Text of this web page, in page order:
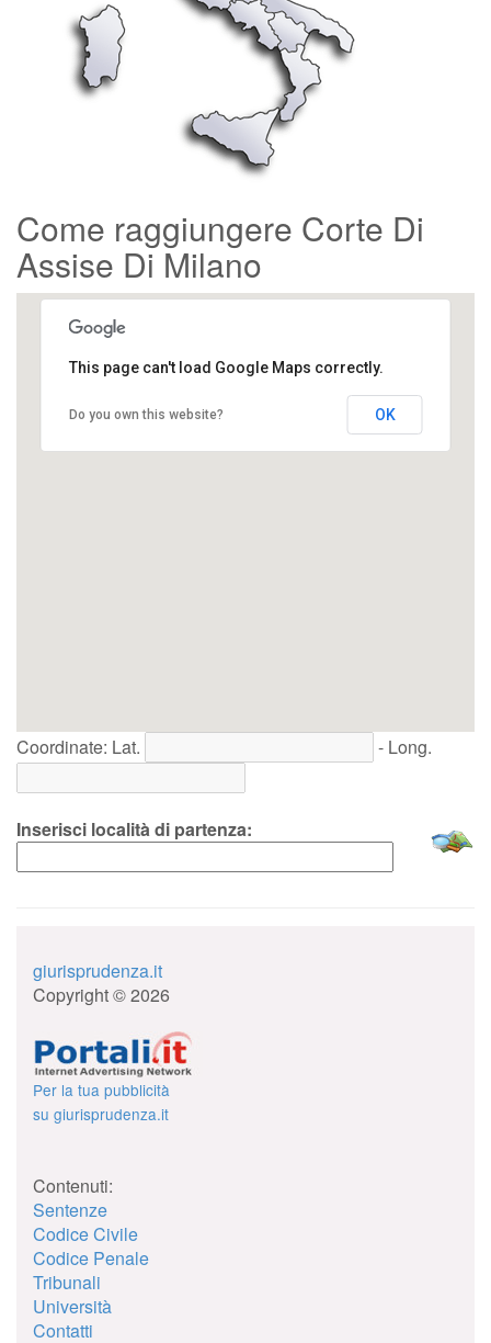
Come raggiungere Corte Di
Assise Di Milano
This page can't load Google Maps correctly.
Do you own this website? OK
Coordinate: Lat. - Long.
Inserisci località di partenza:
giurisprudenza.it
Copyright © 2026
Per la tua pubblicità
su giurisprudenza.it
Contenuti:
Sentenze
Codice Civile
Codice Penale
Tribunali
Università
Contatti